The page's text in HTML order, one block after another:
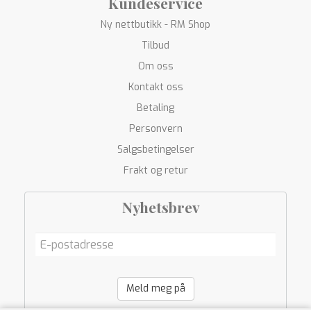
Ny nettbutikk - RM Shop
Tilbud
Om oss
Kontakt oss
Betaling
Personvern
Salgsbetingelser
Frakt og retur
Nyhetsbrev
Meld meg på